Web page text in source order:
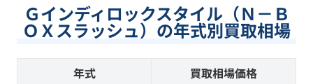
Ｇインディロックスタイル（Ｎ－Ｂ
ＯＸスラッシュ）の年式別買取相場
年式 買取相場価格